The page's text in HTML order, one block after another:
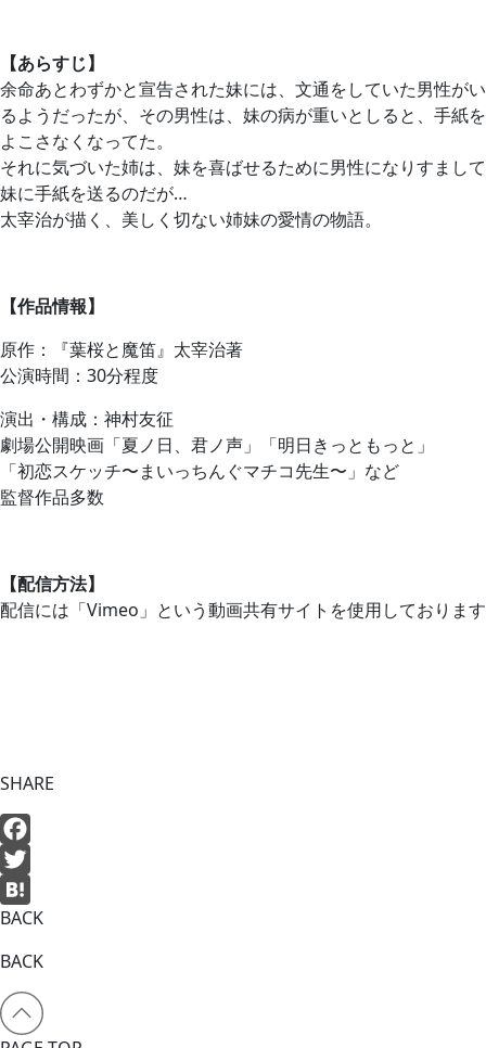
【あらすじ】
余命あとわずかと宣告された妹には、文通をしていた男性がい
るようだったが、その男性は、妹の病が重いとしると、手紙を
よこさなくなってた。
それに気づいた姉は、妹を喜ばせるために男性になりすまして
妹に手紙を送るのだが…
太宰治が描く、美しく切ない姉妹の愛情の物語。
【作品情報】
原作：『葉桜と魔笛』太宰治著
公演時間：30分程度
演出・構成：神村友征
劇場公開映画「夏ノ日、君ノ声」「明日きっともっと」
「初恋スケッチ〜まいっちんぐマチコ先生〜」など
監督作品多数
【配信方法】
配信には「Vimeo」という動画共有サイトを使用しております
SHARE
Facebook
Twitter
Hatena
BACK
BACK